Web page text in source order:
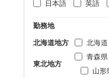
日本語
英語
勤務地
北海道地方
北海道
東北地方
青森県
山形